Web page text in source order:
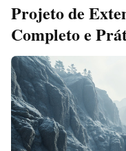
Projeto de
Completo e